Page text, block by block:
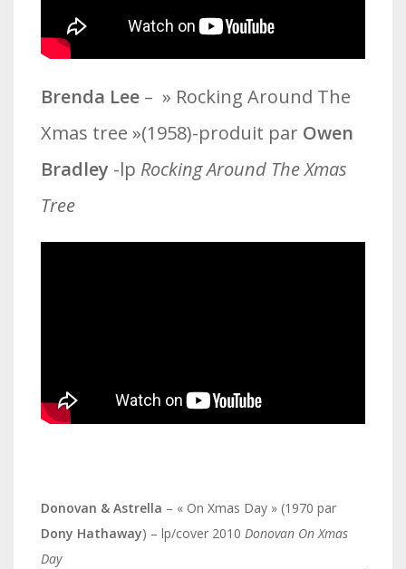
Brenda Lee – » Rocking Around The
Xmas tree »(1958)-produit par Owen
Bradley -lp Rocking Around The Xmas
Tree
Donovan & Astrella – « On Xmas Day » (1970 par
Dony Hathaway) – lp/cover 2010 Donovan On Xmas
Day